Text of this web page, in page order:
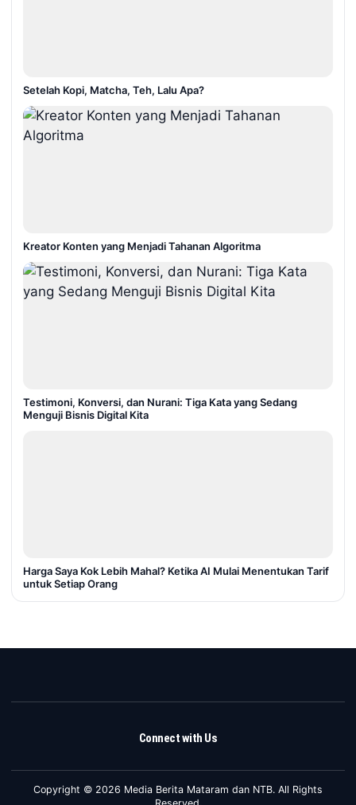
Setelah Kopi, Matcha, Teh, Lalu Apa?
Kreator Konten yang Menjadi Tahanan Algoritma
Testimoni, Konversi, dan Nurani: Tiga Kata yang Sedang
Menguji Bisnis Digital Kita
Harga Saya Kok Lebih Mahal? Ketika AI Mulai Menentukan Tarif
untuk Setiap Orang
Connect with Us
Copyright © 2026 Media Berita Mataram dan NTB. All Rights